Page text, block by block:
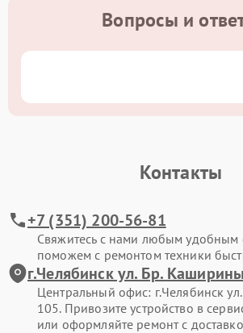
Вопросы и
Контакты
+7 (351) 200-56-81
Свяжитесь с нами любым
поможем с ремонтом техники
г.Челябинск ул. Бр.
Центральный офис: г.Челябинск
105. Привозите устройство в
или оформляйте ремонт с